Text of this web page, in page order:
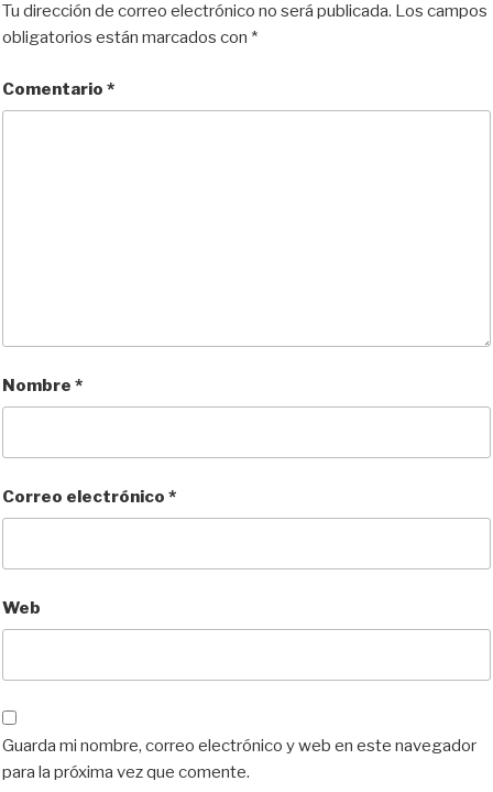
Tu dirección de correo electrónico no será publicada. Los campos
obligatorios están marcados con *
Comentario *
Nombre *
Correo electrónico *
Web
Guarda mi nombre, correo electrónico y web en este navegador
para la próxima vez que comente.